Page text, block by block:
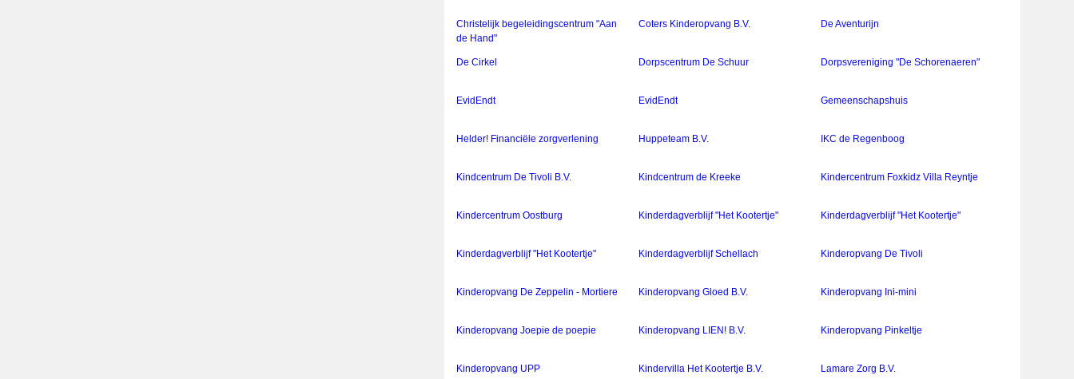
Christelijk begeleidingscentrum "Aan
de Hand"
Coters Kinderopvang B.V. De Aventurijn
De Cirkel Dorpscentrum De Schuur Dorpsvereniging "De Schorenaeren"
EvidEndt EvidEndt Gemeenschapshuis
Helder! Financiële zorgverlening Huppeteam B.V. IKC de Regenboog
Kindcentrum De Tivoli B.V. Kindcentrum de Kreeke Kindercentrum Foxkidz Villa Reyntje
Kindercentrum Oostburg Kinderdagverblijf "Het Kootertje" Kinderdagverblijf "Het Kootertje"
Kinderdagverblijf "Het Kootertje" Kinderdagverblijf Schellach Kinderopvang De Tivoli
Kinderopvang De Zeppelin - Mortiere Kinderopvang Gloed B.V. Kinderopvang Ini-mini
Kinderopvang Joepie de poepie Kinderopvang LIEN! B.V. Kinderopvang Pinkeltje
Kinderopvang UPP Kindervilla Het Kootertje B.V. Lamare Zorg B.V.